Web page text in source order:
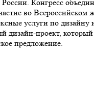
Конгресс
во
услуги по дизайну
дизайн-проект,
предложение.